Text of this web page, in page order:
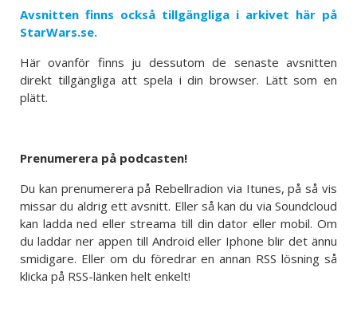
Avsnitten finns också tillgängliga i arkivet här på
StarWars.se.
Här ovanför finns ju dessutom de senaste avsnitten
direkt tillgängliga att spela i din browser. Lätt som en
plätt.
Prenumerera på podcasten!
Du kan prenumerera på Rebellradion via Itunes, på så vis
missar du aldrig ett avsnitt. Eller så kan du via Soundcloud
kan ladda ned eller streama till din dator eller mobil. Om
du laddar ner appen till Android eller Iphone blir det ännu
smidigare. Eller om du föredrar en annan RSS lösning så
klicka på RSS-länken helt enkelt!